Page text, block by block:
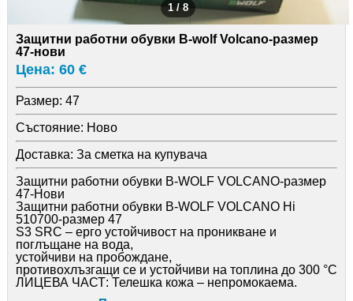
1 / 8
Защитни работни обувки B-wolf Volcano-размер
47-нови
Цена: 60 €
Размер: 47
Състояние: Ново
Доставка: За сметка на купувача
Защитни работни обувки B-WOLF VOLCANO-размер
47-Нови
Защитни работни обувки B-WOLF VOLCANO Hi
510700-размер 47
S3 SRC – ерго устойчивост на проникване и
поглъщане на вода,
устойчиви на пробождане,
противохлъзгащи се и устойчиви на топлина до 300 °C
ЛИЦЕВА ЧАСТ: Телешка кожа – непромокаема.